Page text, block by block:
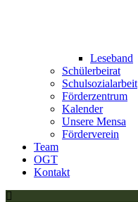
Leseband
Schülerbeirat
Schulsozialarbeit
Förderzentrum
Kalender
Unsere Mensa
Förderverein
Team
OGT
Kontakt